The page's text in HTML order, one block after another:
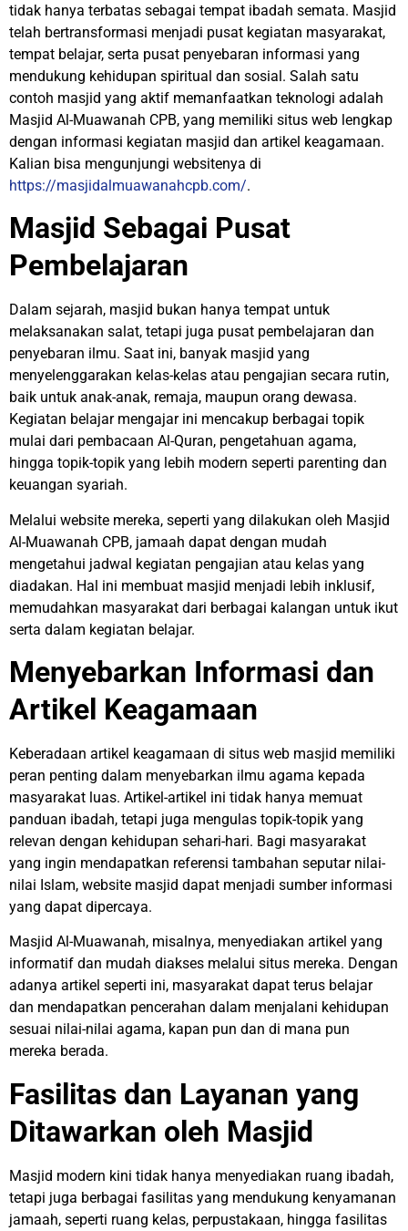
tidak hanya terbatas sebagai tempat ibadah semata. Masjid
telah bertransformasi menjadi pusat kegiatan masyarakat,
tempat belajar, serta pusat penyebaran informasi yang
mendukung kehidupan spiritual dan sosial. Salah satu
contoh masjid yang aktif memanfaatkan teknologi adalah
Masjid Al-Muawanah CPB, yang memiliki situs web lengkap
dengan informasi kegiatan masjid dan artikel keagamaan.
Kalian bisa mengunjungi websitenya di
https://masjidalmuawanahcpb.com/.
Masjid Sebagai Pusat
Pembelajaran
Dalam sejarah, masjid bukan hanya tempat untuk
melaksanakan salat, tetapi juga pusat pembelajaran dan
penyebaran ilmu. Saat ini, banyak masjid yang
menyelenggarakan kelas-kelas atau pengajian secara rutin,
baik untuk anak-anak, remaja, maupun orang dewasa.
Kegiatan belajar mengajar ini mencakup berbagai topik
mulai dari pembacaan Al-Quran, pengetahuan agama,
hingga topik-topik yang lebih modern seperti parenting dan
keuangan syariah.
Melalui website mereka, seperti yang dilakukan oleh Masjid
Al-Muawanah CPB, jamaah dapat dengan mudah
mengetahui jadwal kegiatan pengajian atau kelas yang
diadakan. Hal ini membuat masjid menjadi lebih inklusif,
memudahkan masyarakat dari berbagai kalangan untuk ikut
serta dalam kegiatan belajar.
Menyebarkan Informasi dan
Artikel Keagamaan
Keberadaan artikel keagamaan di situs web masjid memiliki
peran penting dalam menyebarkan ilmu agama kepada
masyarakat luas. Artikel-artikel ini tidak hanya memuat
panduan ibadah, tetapi juga mengulas topik-topik yang
relevan dengan kehidupan sehari-hari. Bagi masyarakat
yang ingin mendapatkan referensi tambahan seputar nilai-
nilai Islam, website masjid dapat menjadi sumber informasi
yang dapat dipercaya.
Masjid Al-Muawanah, misalnya, menyediakan artikel yang
informatif dan mudah diakses melalui situs mereka. Dengan
adanya artikel seperti ini, masyarakat dapat terus belajar
dan mendapatkan pencerahan dalam menjalani kehidupan
sesuai nilai-nilai agama, kapan pun dan di mana pun
mereka berada.
Fasilitas dan Layanan yang
Ditawarkan oleh Masjid
Masjid modern kini tidak hanya menyediakan ruang ibadah,
tetapi juga berbagai fasilitas yang mendukung kenyamanan
jamaah, seperti ruang kelas, perpustakaan, hingga fasilitas